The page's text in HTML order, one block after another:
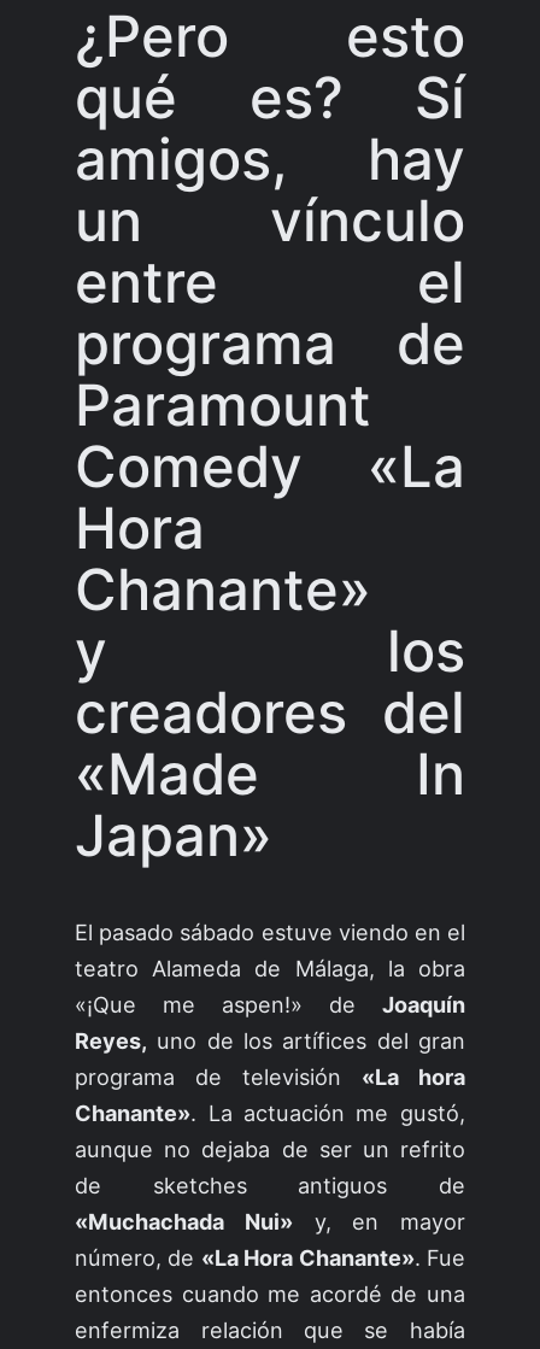
¿Pero esto
qué es? Sí
amigos, hay
un vínculo
entre el
programa de
Paramount
Comedy «La
Hora
Chanante»
y los
creadores del
«Made In
Japan»
El pasado sábado estuve viendo en el
teatro Alameda de Málaga, la obra
«¡Que me aspen!» de Joaquín
Reyes, uno de los artífices del gran
programa de televisión «La hora
Chanante». La actuación me gustó,
aunque no dejaba de ser un refrito
de sketches antiguos de
«Muchachada Nui»y, en mayor
número, de «La Hora Chanante». Fue
entonces cuando me acordé de una
enfermiza relación que se había